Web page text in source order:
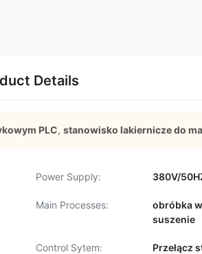
Details
PLC, stanowisko lakiernicze do
Power Supply: 380V/
Main Processes:
obróbka
suszenie
Control Sytem: Przełącz